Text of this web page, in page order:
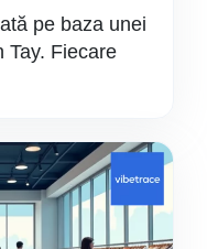
pe baza unei
Tay. Fiecare